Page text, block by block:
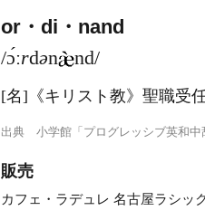
or・di・nand
/ɔ́ːrdən nd/
[名] 《キリスト教》 聖職受
出典 小学館「プログレッシブ英和中
販売
カフェ・ラデュレ 名古屋ラシッ